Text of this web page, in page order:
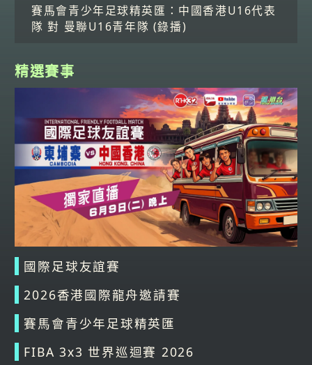
賽馬會青少年足球精英匯：中國香港U16代表
隊 對 曼聯U16青年隊 (錄播)
精選賽事
國際足球友誼賽
2026香港國際龍舟邀請賽
賽馬會青少年足球精英匯
FIBA 3x3 世界巡迴賽 2026